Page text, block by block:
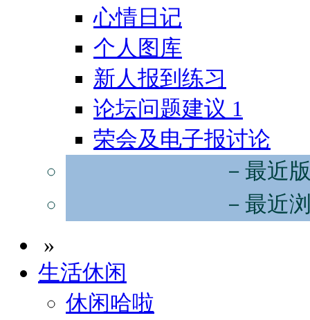
心情日记
个人图库
新人报到练习
论坛问题建议 1
荣会及电子报讨论
－最近
－最近
»
生活休闲
休闲哈啦